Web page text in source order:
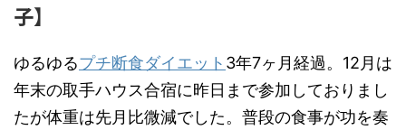
子】
ゆるゆるプチ断食ダイエット 3年7ヶ月経過。12月は
年末の取手ハウス合宿に昨日まで参加しておりまし
たが体重は先月比微減でした。普段の食事が功を奏